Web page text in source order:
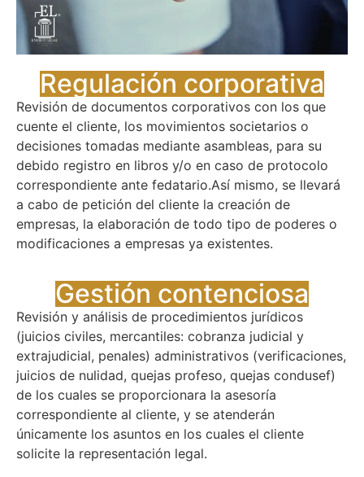
Regulación corporativa​
Revisión de documentos corporativos con los que
cuente el cliente, los movimientos societarios o
decisiones tomadas mediante asambleas, para su
debido registro en libros y/o en caso de protocolo
correspondiente ante fedatario.Así mismo, se llevará
a cabo de petición del cliente la creación de
empresas, la elaboración de todo tipo de poderes o
modificaciones a empresas ya existentes.
Gestión contenciosa​
Revisión y análisis de procedimientos jurídicos
(juicios civiles, mercantiles: cobranza judicial y
extrajudicial, penales) administrativos (verificaciones,
juicios de nulidad, quejas profeso, quejas condusef)
de los cuales se proporcionara la asesoría
correspondiente al cliente, y se atenderán
únicamente los asuntos en los cuales el cliente
solicite la representación legal.